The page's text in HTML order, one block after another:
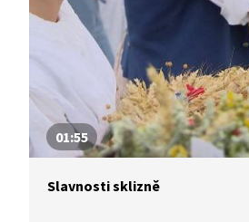
prezidentem.
01:55
Slavnosti sklizně